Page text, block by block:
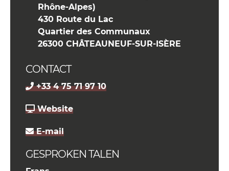
Rhône-Alpes)
430 Route du Lac
Quartier des Communaux
26300 CHÂTEAUNEUF-SUR-ISÈRE
CONTACT
+33 4 75 71 97 10
Website
E-mail
GESPROKEN TALEN